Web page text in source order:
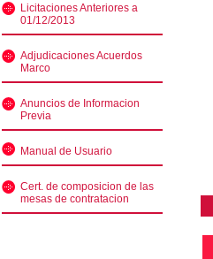
Licitaciones Anteriores a
01/12/2013
Adjudicaciones Acuerdos
Marco
Anuncios de Informacion
Previa
Manual de Usuario
Cert. de composicion de las
mesas de contratacion